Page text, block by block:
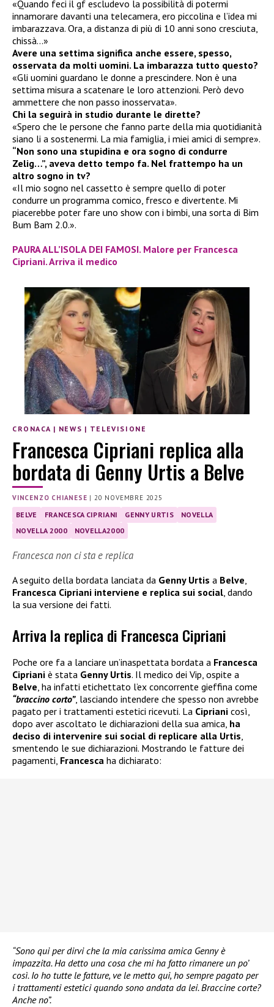
«Quando feci il gf escludevo la possibilità di potermi
innamorare davanti una telecamera, ero piccolina e l’idea mi
imbarazzava. Ora, a distanza di più di 10 anni sono cresciuta,
chissà…»
Avere una settima significa anche essere, spesso,
osservata da molti uomini. La imbarazza tutto questo?
«Gli uomini guardano le donne a prescindere. Non è una
settima misura a scatenare le loro attenzioni. Però devo
ammettere che non passo inosservata».
Chi la seguirà in studio durante le dirette?
«Spero che le persone che fanno parte della mia quotidianità
siano li a sostenermi. La mia famiglia, i miei amici di sempre».
“Non sono una stupidina e ora sogno di condurre
Zelig…”, aveva detto tempo fa. Nel frattempo ha un
altro sogno in tv?
«Il mio sogno nel cassetto è sempre quello di poter
condurre un programma comico, fresco e divertente. Mi
piacerebbe poter fare uno show con i bimbi, una sorta di Bim
Bum Bam 2.0.».
PAURA ALL’ISOLA DEI FAMOSI. Malore per Francesca
Cipriani. Arriva il medico
CRONACA | NEWS | TELEVISIONE
Francesca Cipriani replica alla
bordata di Genny Urtis a Belve
VINCENZO CHIANESE |20 NOVEMBRE 2025
BELVE FRANCESCA CIPRIANI GENNY URTIS
NOVELLA
NOVELLA 2000
NOVELLA2000
Francesca non ci sta e replica
A seguito della bordata lanciata da Genny Urtis a Belve,
Francesca Cipriani interviene e replica sui social, dando
la sua versione dei fatti.
Arriva la replica di Francesca Cipriani
Poche ore fa a lanciare un’inaspettata bordata a Francesca
Cipriani è stata Genny Urtis. Il medico dei Vip, ospite a
Belve, ha infatti etichettato l’ex concorrente gieffina come
“braccino corto”, lasciando intendere che spesso non avrebbe
pagato per i trattamenti estetici ricevuti. La Cipriani così,
dopo aver ascoltato le dichiarazioni della sua amica, ha
deciso di intervenire sui social di replicare alla Urtis,
smentendo le sue dichiarazioni. Mostrando le fatture dei
pagamenti, Francesca ha dichiarato:
“Sono qui per dirvi che la mia carissima amica Genny è
impazzita. Ha detto una cosa che mi ha fatto rimanere un po’
così. Io ho tutte le fatture, ve le metto qui, ho sempre pagato per
i trattamenti estetici quando sono andata da lei. Braccine corte?
Anche no”.